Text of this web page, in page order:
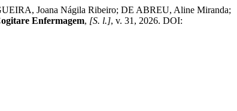
Joana Nágila Ribeiro; DE ABREU, Aline Miranda;
Enfermagem, [S. l.], v. 31, 2026. DOI: